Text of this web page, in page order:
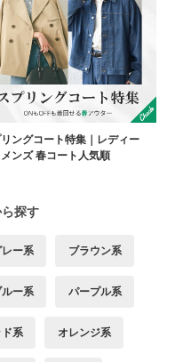
ングコート特集｜レディー
ンズ 春コート人気順
探す
レー系 ブラウン系
ルー系 パープル系
系 オレンジ系